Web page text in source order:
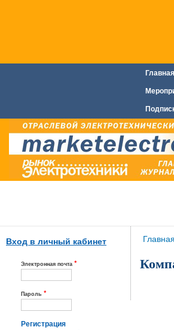
Главная
Вход в личный кабинет
Электронная почта *
Пароль *
Регистрация
Вы здесь
Главная